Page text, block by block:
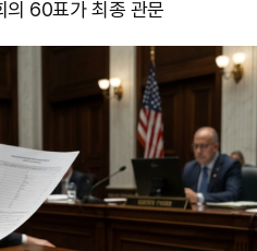
의 60표가 최종 관문